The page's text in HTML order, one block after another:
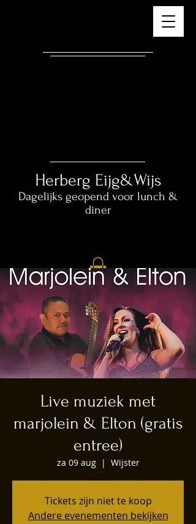
Eten - Drinken - Slapen
Herberg ​ Eijg&Wijs
Dagelijks geopend voor lunch &
diner
Live muziek met
marjolein & Elton (gratis
entree)
za 09 aug
  |
Wijster
Tickets zijn niet te koop
Andere evenementen bekijken